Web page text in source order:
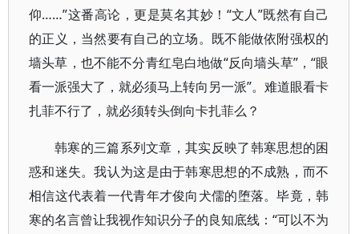
仰……”这番高论，更是莫名其妙！“文人”既然有自己
的正义，当然要有自己的立场。既不能做依附强权的
墙头草，也不能不分青红皂白地做“反向墙头草”，“眼
看一派强大了，就必须马上转向另一派”。难道眼看卡
扎菲不行了，就必须转头倒向卡扎菲么？
韩寒的三篇系列文章，其实反映了韩寒思想的困
惑和迷失。我认为这是由于韩寒思想的不成熟，而不
相信这代表着一代青年才俊向犬儒的堕落。毕竟，韩
寒的名言曾让我视作知识分子的良知底线：“可以不为